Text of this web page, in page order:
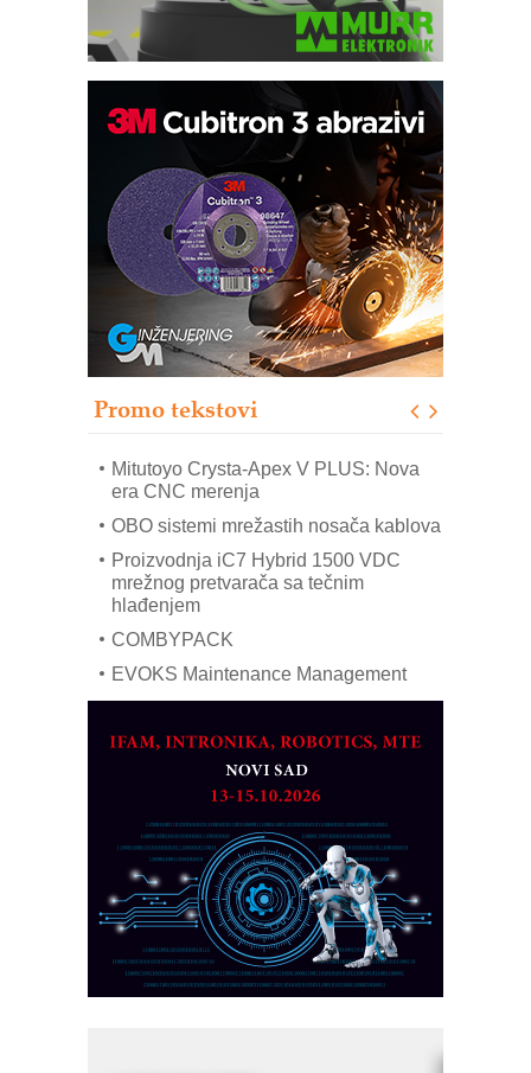
Promo tekstovi
Automatizacija pakovanja · Display
(Shelf-Ready) omotnice
Potpuna efikasnost bez složenih
sistema
Trajna oznaka kao dugoročna korist
Bezbednost na prvom mestu!
IB BLUMENAUER - više od 40 godina
poverenja u industriji
Art Utopia Studio – vizuelne priče
Mitutoyo Crysta-Apex V PLUS: Nova
era CNC merenja
OBO sistemi mrežastih nosača kablova
Proizvodnja iC7 Hybrid 1500 VDC
mrežnog pretvarača sa tečnim
hlađenjem
COMBYPACK
EVOKS Maintenance Management
na viši nivo
Detekcija različitih oblika
MAREX - Lim i mašine za savremena
rešenja
Marcom-plast d.o.o.- vaš pouzdan
partner
CTO - Prilagodite svoju toplinsku
obradu!
Razvoj asortimanskog pravca MINI-
PLC AKYTEC